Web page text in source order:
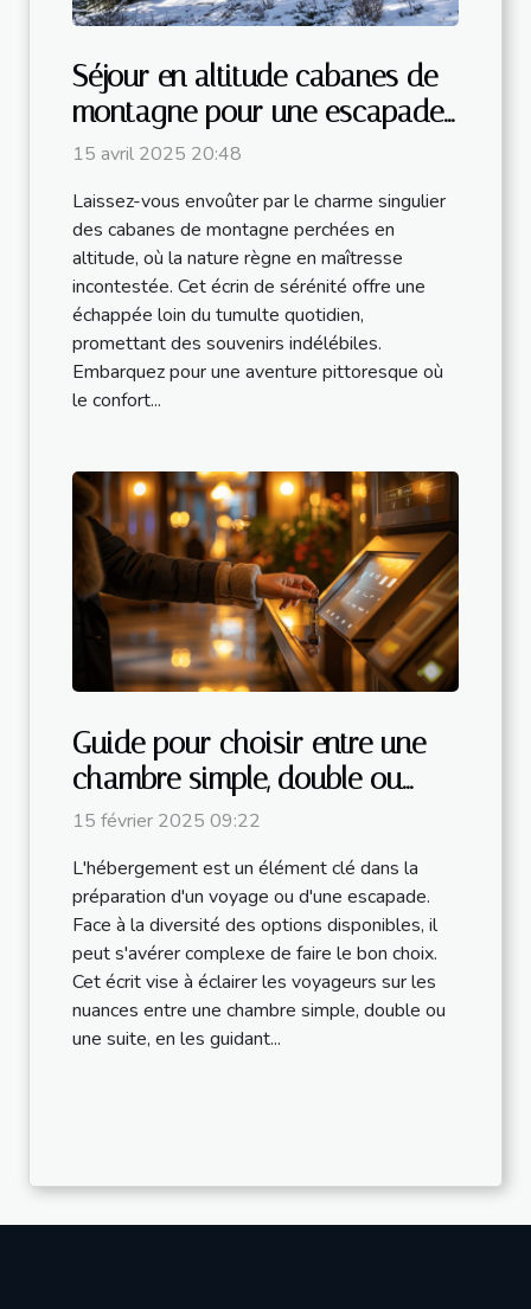
Séjour en altitude cabanes de
montagne pour une escapade
pittoresque
15 avril 2025 20:48
Laissez-vous envoûter par le charme singulier
des cabanes de montagne perchées en
altitude, où la nature règne en maîtresse
incontestée. Cet écrin de sérénité offre une
échappée loin du tumulte quotidien,
promettant des souvenirs indélébiles.
Embarquez pour une aventure pittoresque où
le confort...
Guide pour choisir entre une
chambre simple, double ou
suite
15 février 2025 09:22
L'hébergement est un élément clé dans la
préparation d'un voyage ou d'une escapade.
Face à la diversité des options disponibles, il
peut s'avérer complexe de faire le bon choix.
Cet écrit vise à éclairer les voyageurs sur les
nuances entre une chambre simple, double ou
une suite, en les guidant...